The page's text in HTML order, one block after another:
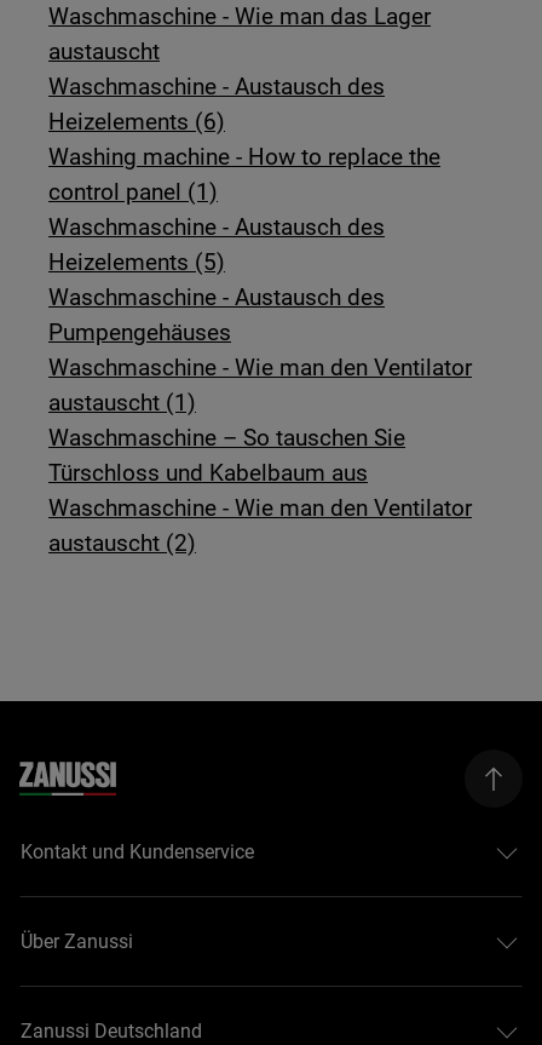
Waschmaschine - Wie man das Lager
austauscht
Waschmaschine - Austausch des
Heizelements (6)
Washing machine - How to replace the
control panel (1)
Waschmaschine - Austausch des
Heizelements (5)
Waschmaschine - Austausch des
Pumpengehäuses
Waschmaschine - Wie man den Ventilator
austauscht (1)
Waschmaschine – So tauschen Sie
Türschloss und Kabelbaum aus
Waschmaschine - Wie man den Ventilator
austauscht (2)
Kontakt und Kundenservice
Über Zanussi
Zanussi Deutschland